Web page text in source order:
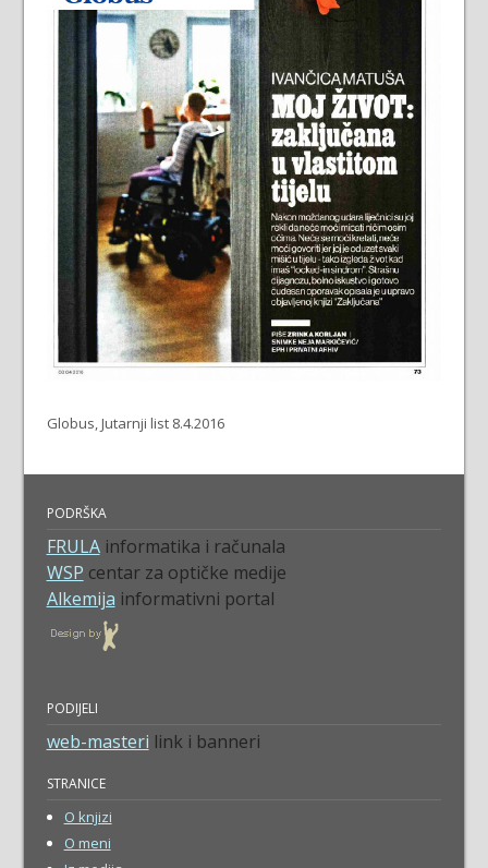
Globus, Jutarnji list 8.4.2016
PODRŠKA
FRULAinformatika i računala
WSP centar za optičke medije
Alkemija informativni portal
PODIJELI
web-masteri link i banneri
STRANICE
O knjizi
O meni